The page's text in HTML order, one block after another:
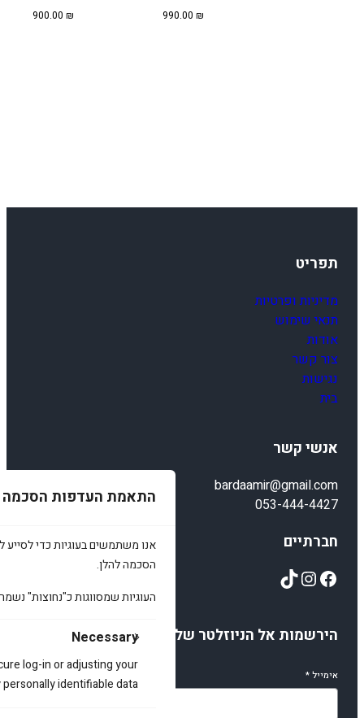
התאמת העדפות הסכמה
אנו משתמשים בעוגיות כדי לסייע
הסכמה להלן.
העוגיות שמסווגות כ"נחוצות"
Necessary
log-in or adjusting your
identifiable data.
990.00₪
900.00₪
תפריט
מדיניות ופרטיות
תנאי שימוש
אודות
צור קשר
נגישות
בית
אנשי קשר
bardaamir@gmail.com
053-444-4427
חברתיים
Facebook
Instagram
TikTok
הירשמות אל הניוזלטר שלנו
אימייל*